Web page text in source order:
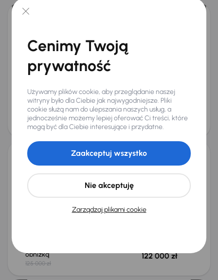
71 762 km AutomatBenzyna + Hybryda
110 kW
Salon Polska
+6 kolejnych
od 560 zł 90 000 zł
Najniższa cena z 30 dni przed
obniżką
95 000 zł
Cena po obniżce
94 000 zł
Taniej o 3 000 zł
Kia Sportage 1.6 T-GDI HEV
202242 178 kmAutomatBenzyna + Hybryda1.6 T-GDI HEV
Od pierwszego właściciela
Książka serwisowa
1.6 T-GDI HEV +11 kolejnych
obniżką
125 000 zł
122 000 zł
Taniej o 1 000 zł
Cenimy Twoją
prywatność
Używamy plików cookie, aby przeglądanie naszej
witryny było dla Ciebie jak najwygodniejsze. Pliki
cookie służą nam do ulepszania naszych usług, a
jednocześnie możemy lepiej oferować Ci treści, które
mogą być dla Ciebie interesujące i przydatne.
Zarządzaj plikami cookie
Nie akceptuję
Zaakceptuj wszystko